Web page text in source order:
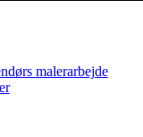
malerarbejde